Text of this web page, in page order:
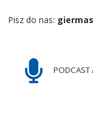
Pisz do nas:
PODCAST